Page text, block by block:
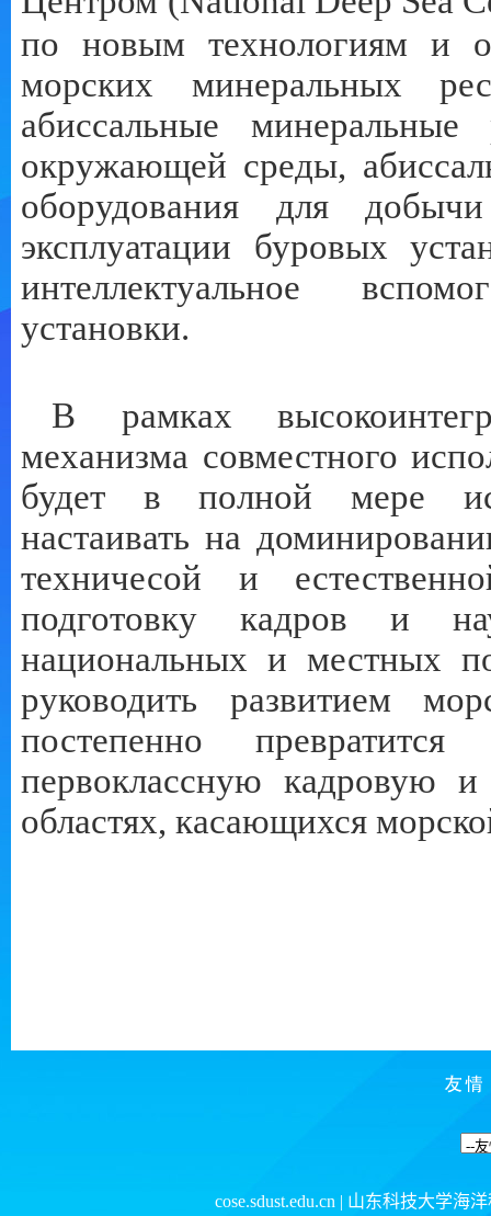
по новым технологиям и
морских минеральных
абиссальные
окружающей среды,
оборудования для
эксплуатации буровых
интеллектуальное
установки.
В рамках
механизма совместного
будет в полной мере
настаивать на
техничесой и
подготовку кадров и
национальных и местных
руководить развитием
постепенно
первоклассную кадровую и
областях, касающихся
cose.sdust.edu.cn | 山东科技大学海